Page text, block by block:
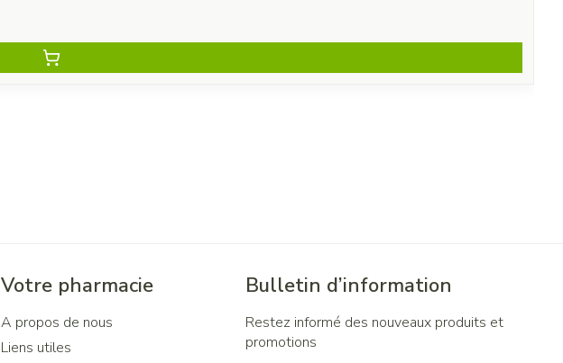
Votre pharmacie
A propos de nous
Liens utiles
Bulletin d’information
Restez informé des nouveaux produits et
promotions